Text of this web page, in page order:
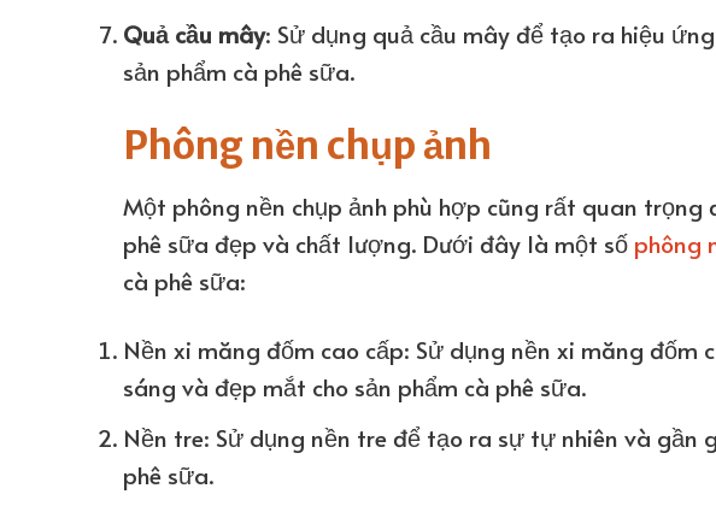
Quả cầu mây: Sử dụng quả cầu mây để tạo ra hiệu
sản phẩm cà phê sữa.
Phông nền chụp ảnh
Một phông nền chụp ảnh phù hợp cũng rất quan trọng
phê sữa đẹp và chất lượng. Dưới đây là một số phông
cà phê sữa:
Nền xi măng đốm cao cấp: Sử dụng nền xi măng đốm
sáng và đẹp mắt cho sản phẩm cà phê sữa.
Nền tre: Sử dụng nền tre để tạo ra sự tự nhiên và gần
phê sữa.